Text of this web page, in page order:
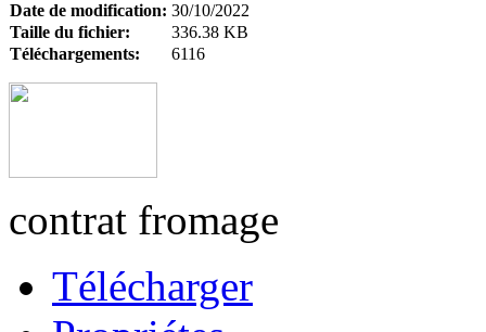
Date de modification: 30/10/2022
Taille du fichier:
336.38 KB
Téléchargements:
6116
contrat fromage
Télécharger